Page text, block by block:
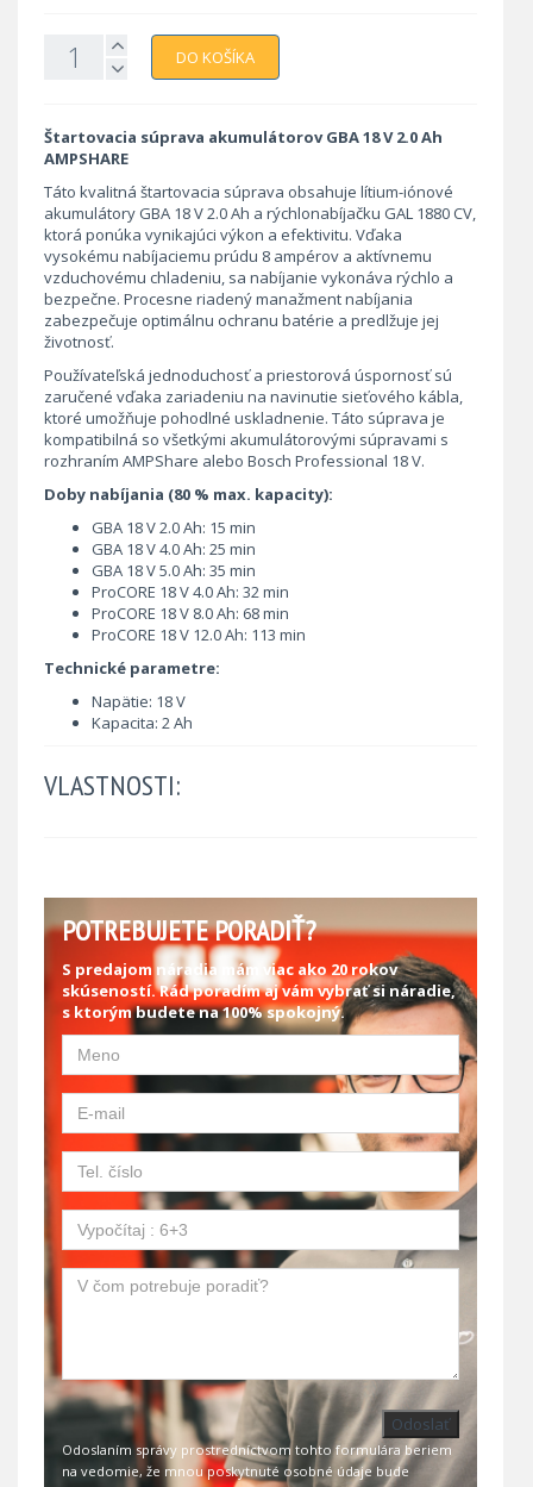
DO KOŠÍKA
Štartovacia súprava akumulátorov GBA 18 V 2.0 Ah
AMPSHARE
Táto kvalitná štartovacia súprava obsahuje lítium-iónové
akumulátory GBA 18 V 2.0 Ah a rýchlonabíjačku GAL 1880 CV,
ktorá ponúka vynikajúci výkon a efektivitu. Vďaka
vysokému nabíjaciemu prúdu 8 ampérov a aktívnemu
vzduchovému chladeniu, sa nabíjanie vykonáva rýchlo a
bezpečne. Procesne riadený manažment nabíjania
zabezpečuje optimálnu ochranu batérie a predlžuje jej
životnosť.
Používateľská jednoduchosť a priestorová úspornosť sú
zaručené vďaka zariadeniu na navinutie sieťového kábla,
ktoré umožňuje pohodlné uskladnenie. Táto súprava je
kompatibilná so všetkými akumulátorovými súpravami s
rozhraním AMPShare alebo Bosch Professional 18 V.
Doby nabíjania (80 % max. kapacity):
GBA 18 V 2.0 Ah: 15 min
GBA 18 V 4.0 Ah: 25 min
GBA 18 V 5.0 Ah: 35 min
ProCORE 18 V 4.0 Ah: 32 min
ProCORE 18 V 8.0 Ah: 68 min
ProCORE 18 V 12.0 Ah: 113 min
Technické parametre:
Napätie: 18 V
Kapacita: 2 Ah
VLASTNOSTI:
POTREBUJETE PORADIŤ?
S predajom náradia mám viac ako 20 rokov
skúseností. Rád poradím aj vám vybrať si náradie,
s ktorým budete na 100% spokojný.
Odoslať
Odoslaním správy prostredníctvom tohto formulára beriem
na vedomie, že mnou poskytnuté osobné údaje bude